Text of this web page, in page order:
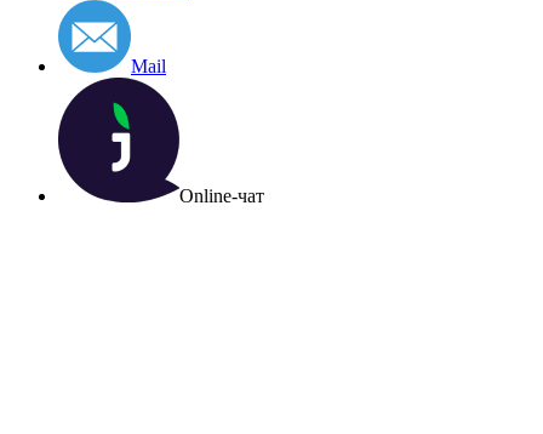
Mail
Online-чат